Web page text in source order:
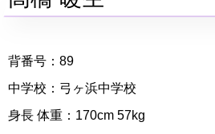
背番号：89
中学校：弓ヶ浜中学校
身長 体重：170cm 57kg